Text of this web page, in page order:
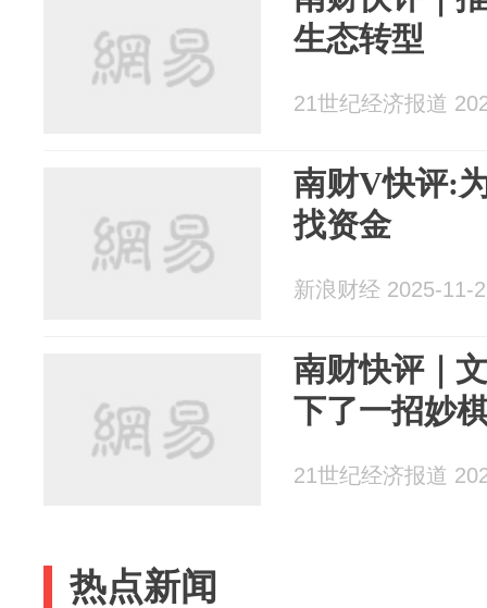
生态转型
21世纪经济报道
南财V快评:
找资金
新浪财经 2025-11-
南财快评｜
下了一招妙
21世纪经济报道
热点新闻